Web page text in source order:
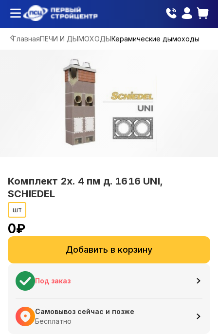
ГлавнаяПЕЧИ И ДЫМОХОДЫКерамические дымоходы
Комплект 2х. 4 пм д. 1616 UNI,
SCHIEDEL
шт
0₽
Добавить в корзину
Под заказ
Самовывоз сейчас и позже
Бесплатно